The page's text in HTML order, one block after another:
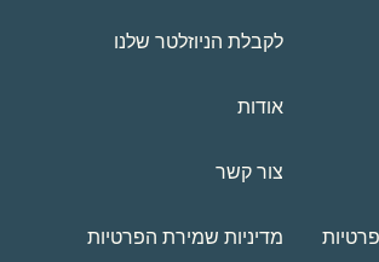
לקבלת הניוזלטר שלנו
אודות
צור קשר
מדיניות שמירת הפרטיות